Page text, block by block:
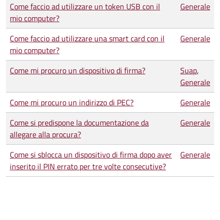
Come faccio ad utilizzare un token USB con il
mio computer?
Generale
Come faccio ad utilizzare una smart card con il
mio computer?
Generale
Come mi procuro un dispositivo di firma? Suap,
Generale
Come mi procuro un indirizzo di PEC?
Generale
Come si predispone la documentazione da
allegare alla procura?
Generale
Come si sblocca un dispositivo di firma dopo aver
inserito il PIN errato per tre volte consecutive?
Generale